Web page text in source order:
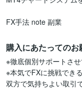
FX手法 note 副業
購入にあたってのお
※徹底個別サポートさ
※本気でFXに挑戦でき
双方で気持ちよい取引